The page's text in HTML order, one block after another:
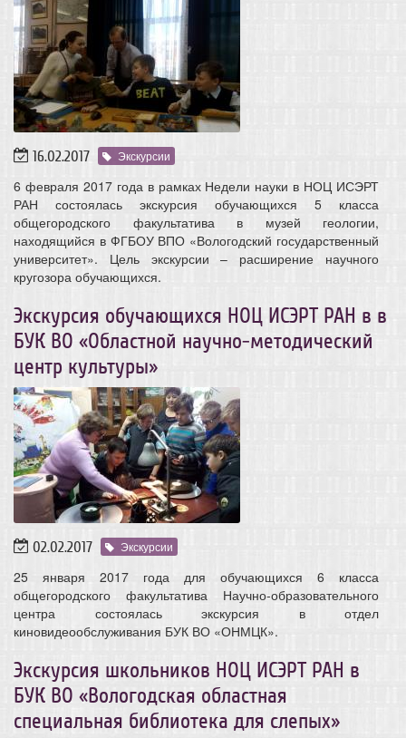
16.02.2017 Экскурсии
6 февраля 2017 года в рамках Недели науки в НОЦ ИСЭРТ
РАН состоялась экскурсия обучающихся 5 класса
общегородского факультатива в музей геологии,
находящийся в ФГБОУ ВПО «Вологодский государственный
университет». Цель экскурсии – расширение научного
кругозора обучающихся.
Экскурсия обучающихся НОЦ ИСЭРТ РАН в в
БУК ВО «Областной научно-методический
центр культуры»
02.02.2017 Экскурсии
25 января 2017 года для обучающихся 6 класса
общегородского факультатива Научно-образовательного
центра состоялась экскурсия в отдел
киновидеообслуживания БУК ВО «ОНМЦК».
Экскурсия школьников НОЦ ИСЭРТ РАН в
БУК ВО «Вологодская областная
специальная библиотека для слепых»